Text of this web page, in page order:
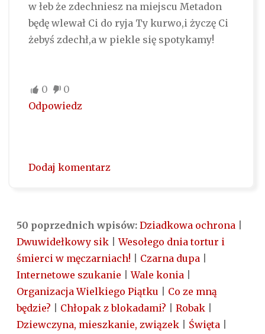
w łeb że zdechniesz na miejscu Metadon
będę wlewał Ci do ryja Ty kurwo,i życzę Ci
żebyś zdechł,a w piekle się spotykamy!
0
0
Odpowiedz
Dodaj komentarz
50 poprzednich wpisów: Dziadkowa ochrona
Dwuwidełkowy sik |Wesołego dnia tortur i
śmierci w męczarniach!
Czarna dupa
Internetowe szukanie |Wale konia
Organizacja Wielkiego Piątku
Co ze mną
będzie?
Chłopak z blokadami? Robak
Dziewczyna, mieszkanie, związek
Święta